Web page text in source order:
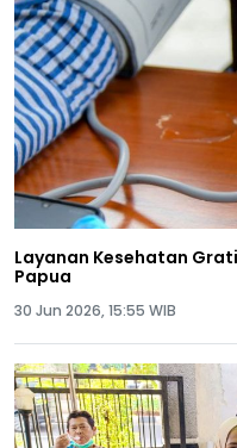
Layanan Kesehatan
Papua
30 Jun 2026, 15:55 WIB